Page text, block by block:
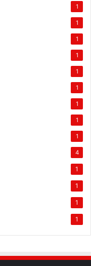
1
1
1
1
1
1
1
1
1
4
1
1
1
1